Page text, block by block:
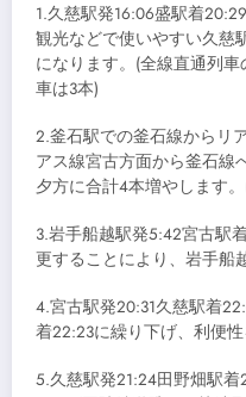
1.久慈駅発16:06盛駅着
観光などで使いやすい久慈
になります。(全線直通列
車は3本)
2.釜石駅での釜石線からリ
アス線宮古方面から釜石線
夕方に合計4本増やします
3.岩手船越駅発5:42宮古駅
更することにより、岩手船
4.宮古駅発20:31久慈駅着
着22:23に繰り下げ、利便性
5.久慈駅発21:24田野畑駅